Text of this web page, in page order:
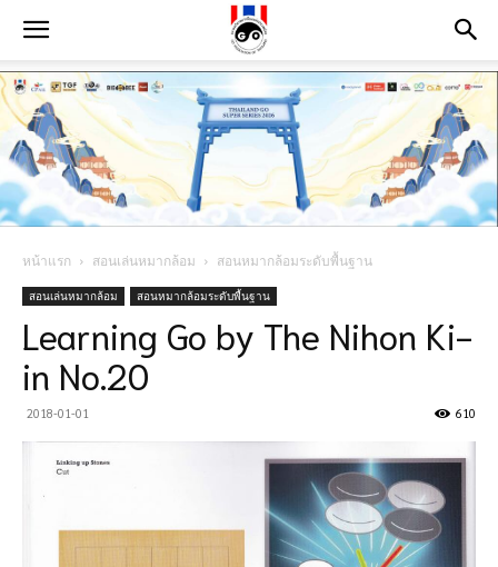
หน้าแรก สอนเล่นหมากล้อม สอนหมากล้อมระดับพื้นฐาน
สอนเล่นหมากล้อม สอนหมากล้อมระดับพื้นฐาน
Learning Go by The Nihon Ki-
in No.20
2018-01-01 610